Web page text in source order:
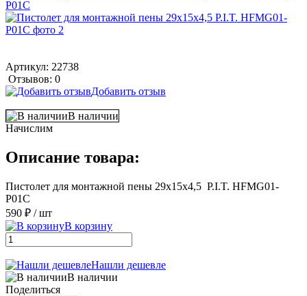
Артикул: 22738
Отзывов: 0
Добавить отзыв
В наличии
Начислим
Описание товара:
Пистолет для монтажной пены 29х15х4,5 P.I.T. HFMG01-
P01C
590 ₽ / шт
В корзину
Нашли дешевле
В наличии
Поделиться